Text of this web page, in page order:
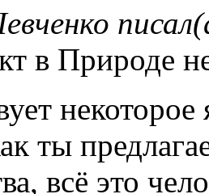
в Природе
некоторое
ты
всё это